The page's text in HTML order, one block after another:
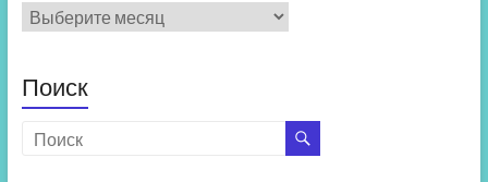
Архив
новостей
Поиск